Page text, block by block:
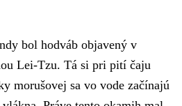
bol hodváb objavený v
Lei-Tzu. Tá si pri pití čaju
morušovej sa vo vode začínajú